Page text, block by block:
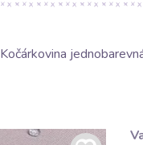
Kočárkovina